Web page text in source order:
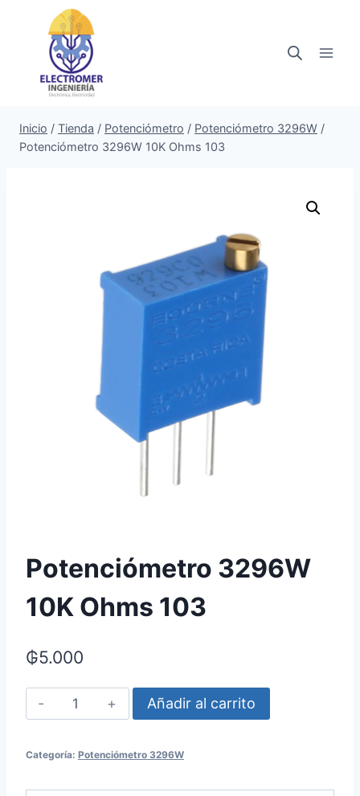
contenido
Inicio / Tienda / Potenciómetro / Potenciómetro 3296W /
Potenciómetro 3296W 10K Ohms 103
Potenciómetro 3296W
10K Ohms 103
₲5.000
Potenciómetro
3296W
Ohms
Añadir al carrito
Categoría: Potenciómetro 3296W